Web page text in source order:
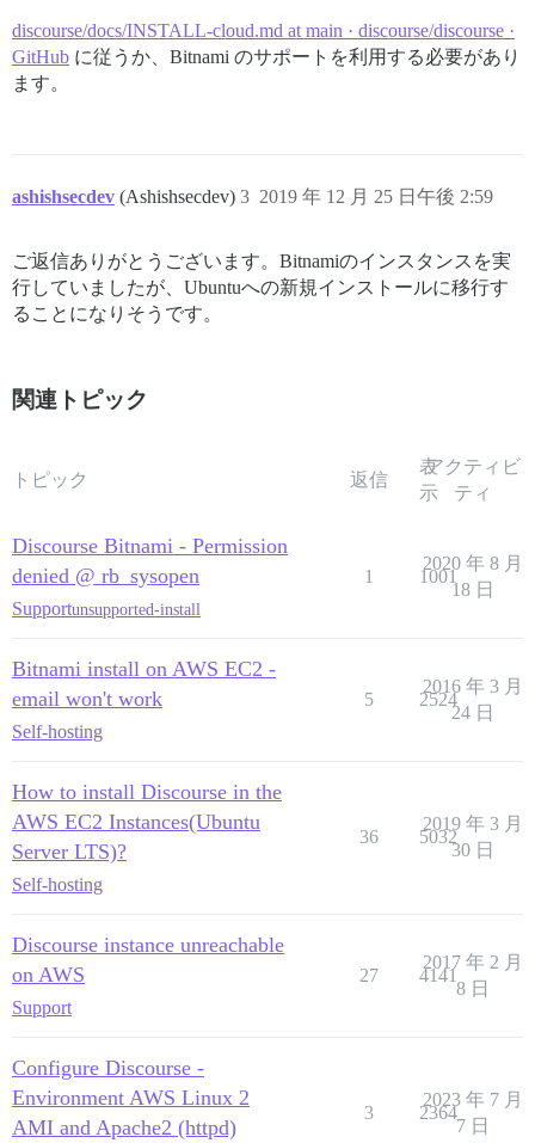
discourse/docs/INSTALL-cloud.md at main · discourse/discourse ·
GitHub に従うか、Bitnami のサポートを利用する必要があり
ます。
ashishsecdev (Ashishsecdev) 2019 年 12 月 25 日午後 2:59
3
ご返信ありがとうございます。Bitnamiのインスタンスを実
行していましたが、Ubuntuへの新規インストールに移行す
ることになりそうです。
関連トピック
トピック 返信
表
示
アクティビ
ティ
Discourse Bitnami - Permission
denied @ rb_sysopen
Supportunsupported-install
1 1001
2020 年 8 月
18 日
Bitnami install on AWS EC2 -
email won't work
Self-hosting
5 2524
2016 年 3 月
24 日
How to install Discourse in the
AWS EC2 Instances(Ubuntu
Server LTS)?
Self-hosting
36 5032
2019 年 3 月
30 日
Discourse instance unreachable
on AWS
Support
27 4141
2017 年 2 月
8 日
Configure Discourse -
Environment AWS Linux 2
AMI and Apache2 (httpd)
3 2364
2023 年 7 月
7 日